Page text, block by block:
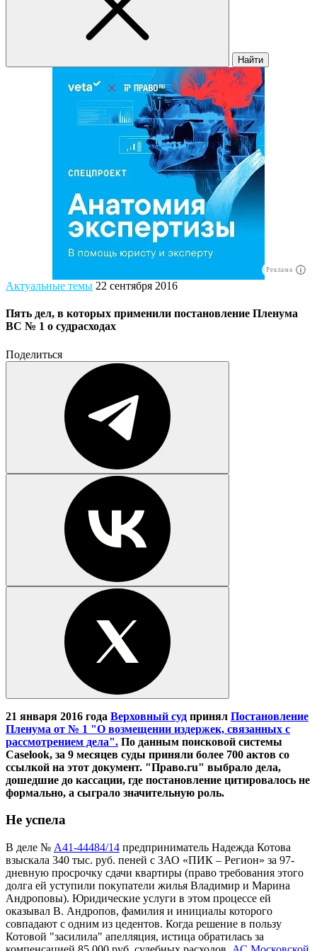
Найти
Реклама
Актуальные темы 22 сентября 2016
Пять дел, в которых применили постановление Пленума
ВС № 1 о судрасходах
Поделиться
21 января 2016 года Верховный суд принял Постановление
Пленума от № 1 "О возмещении издержек, связанных с
рассмотрением дела". По данным поисковой системы
Caselook, за 9 месяцев суды приняли более 700 актов со
ссылкой на этот документ. "Право.ru" выбрало дела,
дошедшие до кассации, где постановление цитировалось не
формально, а сыграло значительную роль.
Не успела
В деле № А41-44484/14 предприниматель Надежда Котова
взыскала 340 тыс. руб. пеней с ЗАО «ПИК – Регион» за 97-
дневную просрочку сдачи квартиры (право требования этого
долга ей уступили покупатели жилья Владимир и Марина
Андроповы). Юридические услуги в этом процессе ей
оказывал В. Андропов, фамилия и инициалы которого
совпадают с одним из цедентов. Когда решение в пользу
Котовой "засилила" апелляция, истица обратилась за